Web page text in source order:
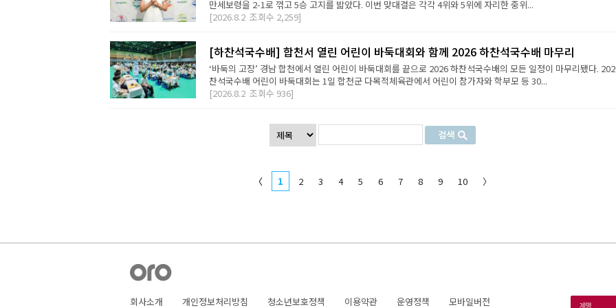
만세보령을 2-1로 꺾고 5승 고지를 밟았다. 이번 맞대결은 각각 4위와 5위에 자리한 중위...
[2026.8.2 조회수 2,259]
[하찬석국수배] 합천서 열린 어린이 바둑대회와 함께 2026 하찬석국수배 마무리
‘바둑의 고장’ 경남 합천에서 열린 어린이 바둑대회를 끝으로 2026 하찬석국수배의 모든 일정이 마무리됐다.
찬석국수배 어린이 바둑대회는 1일 합천군 다목적체육관에서 어린이 참가자와 학부모 등 30...
[2026.8.2 조회수 936]
〈 1 2 3 4 5 6 7 8 9 10 〉
회사소개 개인정보처리방침 청소년보호정책 이용약관 운영정책 모바일버전